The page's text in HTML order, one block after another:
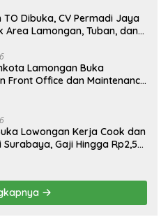
Dibuka, CV Permadi Jaya
Area Lamongan, Tuban, dan
Lamongan Buka
Front Office dan Maintenance
Lowongan Kerja Cook dan
Gaji Hingga Rp2,5